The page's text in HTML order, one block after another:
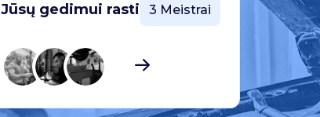
Jūsų gedimui rasti 3 Meistrai